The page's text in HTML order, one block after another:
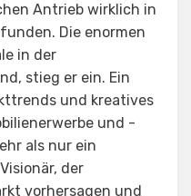
Antrieb wirklich in
Die enormen
in der
stieg er ein. Ein
und kreatives
und -
als nur ein
der
vorhersagen und